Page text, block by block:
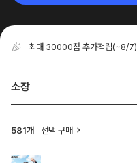
최대 30000점 추가적립(~8/7)
소장
581개 선택 구매